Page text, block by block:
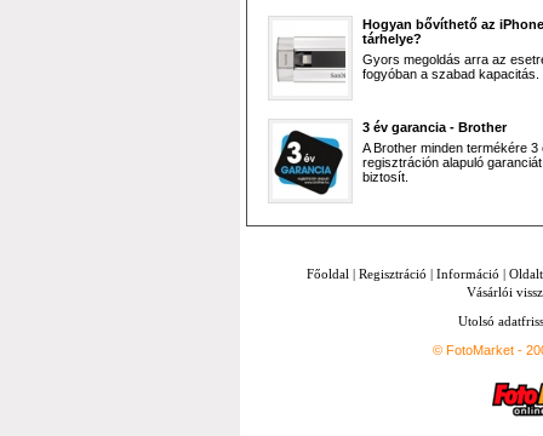
Hogyan bővíthető az iPhone
tárhelye?
Gyors megoldás arra az
fogyóban a szabad kapacitás.
3 év garancia - Brother
A Brother minden termékére 3
regisztráción alapuló garanciát
biztosít.
Főoldal | Regisztráció | Információ |
Vásárlói
Utolsó
© FotoMarket -